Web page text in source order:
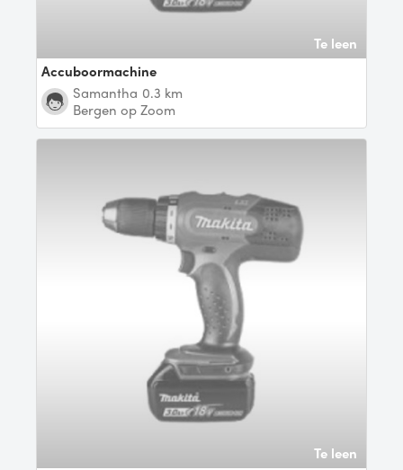
Te leen
Accuboormachine
Samantha 0.3 km
Bergen op Zoom
Te leen